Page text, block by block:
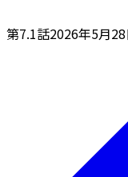
第7.1話2026年5月28